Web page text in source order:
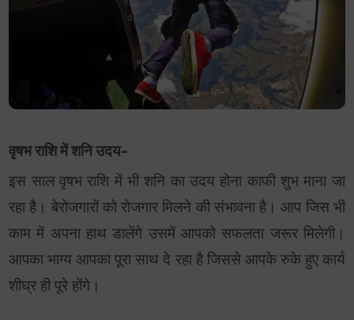
वृषभ राशि में शनि उदय-
इस साल वृषभ राशि में भी शनि का उदय होना काफी शुभ माना जा
रहा है। बेरोजगारों को रोजगार मिलने की संभावना है। आप जिस भी
काम में अपना हाथ डालेंगे उसमें आपको सफलता जरूर मिलेगी।
आपका भाग्य आपका पूरा साथ दे रहा है जिससे आपके रुके हुए कार्य
शीघ्र ही पूरे होंगे।